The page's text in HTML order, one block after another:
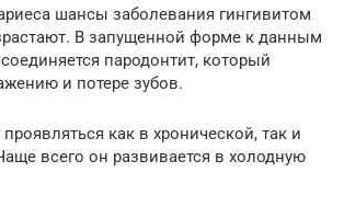
шансы заболевания гингивитом
В запущенной форме к данным
пародонтит, который
и потере зубов.
как в хронической, так и
всего он развивается в холодную